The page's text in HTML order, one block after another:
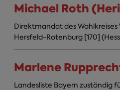
Michael Roth
Direktmandat des
Hersfeld-Rotenburg [170]
Marlene
Landesliste Bayern zuständig